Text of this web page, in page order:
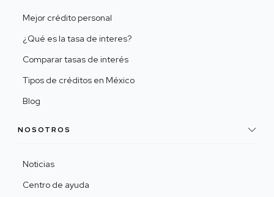
Mejor crédito personal
¿Qué es la tasa de interes?
Comparar tasas de interés
Tipos de créditos en México
Blog
NOSOTROS
Noticias
Centro de ayuda